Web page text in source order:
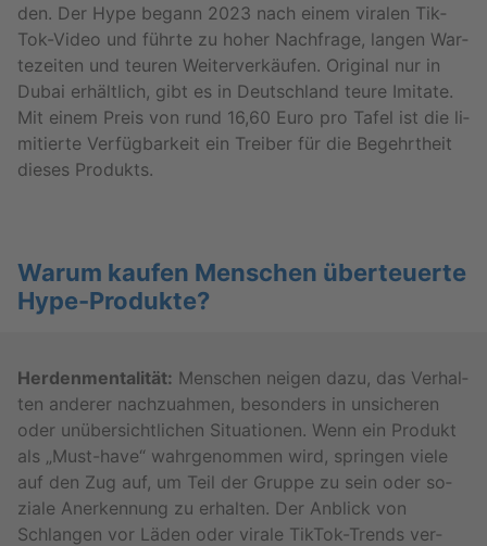
den. Der Hype be­gann 2023 nach einem vi­ra­len Tik­
Tok-Vi­deo und führ­te zu hoher Nach­fra­ge, lan­gen War­
te­zei­ten und teu­ren Wei­ter­ver­käu­fen. Ori­gi­nal nur in
Dubai er­hält­lich, gibt es in Deutsch­land teure Imi­ta­te.
Mit einem Preis von rund 16,60 Euro pro Tafel ist die li­
mi­tier­te Ver­füg­bar­keit ein Trei­ber für die Be­gehrt­heit
die­ses Pro­dukts.
Warum kau­fen Men­schen über­teu­er­te
Hype-Pro­duk­te?
Her­den­men­ta­li­tät: Men­schen nei­gen dazu, das Ver­hal­
ten an­de­rer nach­zu­ah­men, be­son­ders in un­si­che­ren
oder un­über­sicht­li­chen Si­tua­tio­nen. Wenn ein Pro­dukt
als „Must-ha­ve“ wahr­ge­nom­men wird, sprin­gen viele
auf den Zug auf, um Teil der Grup­pe zu sein oder so­
zia­le An­er­ken­nung zu er­hal­ten. Der An­blick von
Schlan­gen vor Läden oder vi­ra­le Tik­Tok-Trends ver­